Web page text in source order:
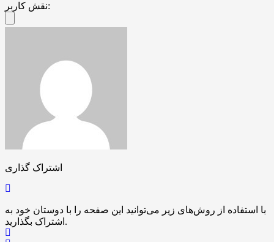
نقش کاربر:
اشتراک گذاری
با استفاده از روش‌های زیر می‌توانید این صفحه را با دوستان خود به
اشتراک بگذارید.